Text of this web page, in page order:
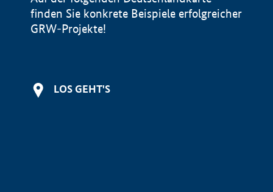
finden Sie konkrete Beispiele erfolgreicher
GRW-Projekte!
LOS GEHT'S